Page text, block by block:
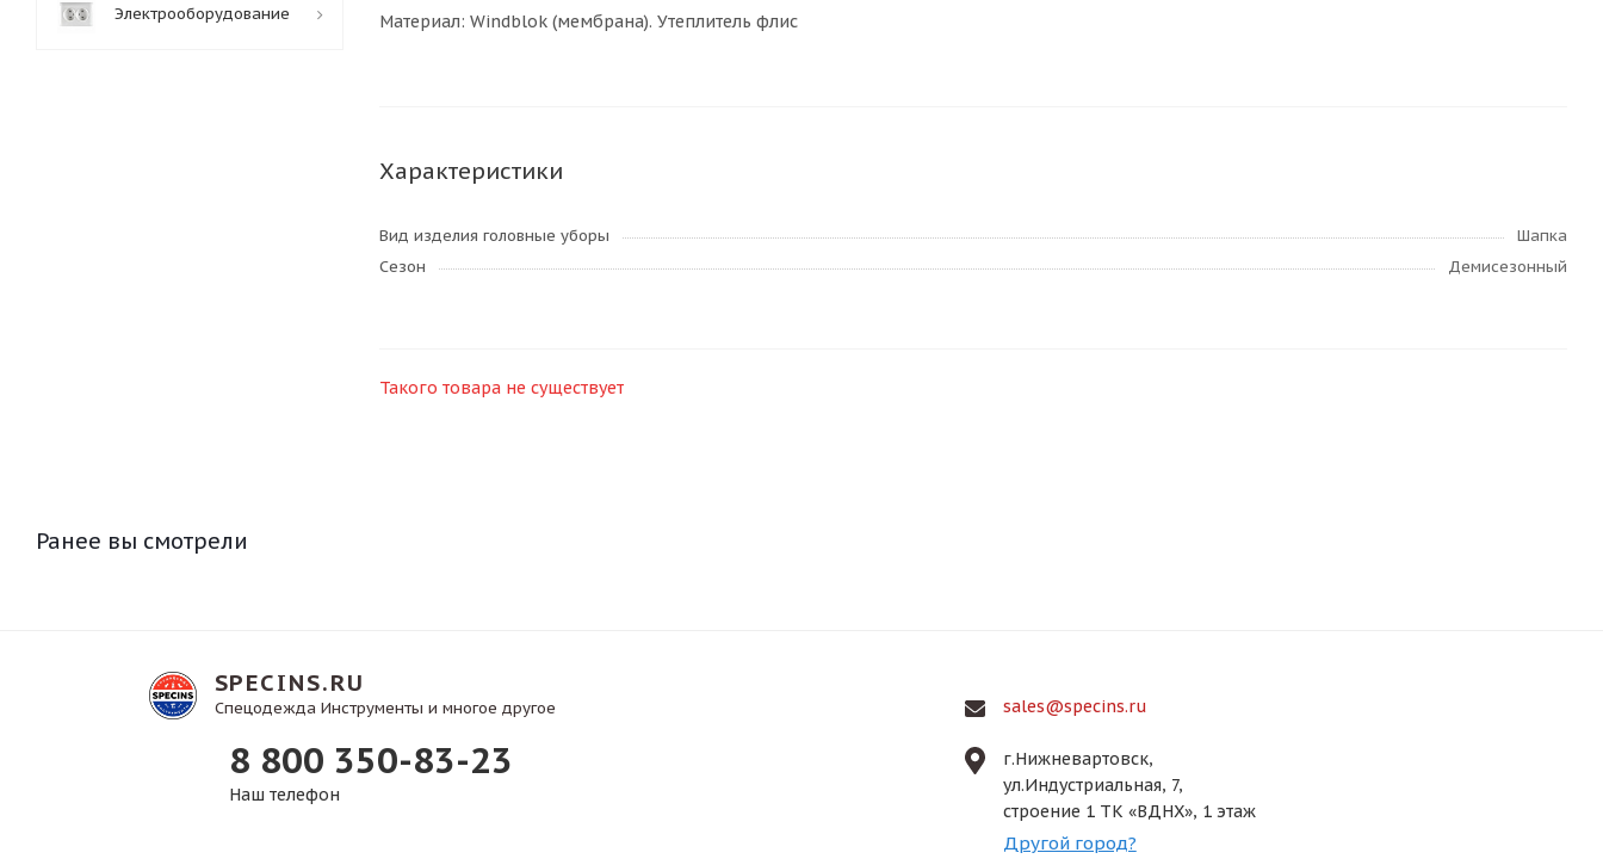
Материал: Windblok (мембрана). Утеплитель флис
Характеристики
Вид изделия головные уборы
Шапка
Сезон
Демисезонный
Такого товара не существует
Электрооборудование
Ранее вы смотрели
SPECINS.RU
Спецодежда Инструменты и многое другое
8 800 350-83-23
Наш телефон
sales@specins.ru
г.Нижневартовск,
ул.Индустриальная, 7,
строение 1 ТК «ВДНХ», 1 этаж
Другой город?